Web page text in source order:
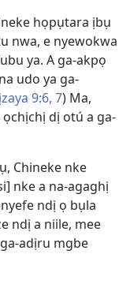
họpụtara ịbụ
nwa, e nyewokwa
ya. A ga-akpọ
na udo ya ga-
9:6, 7) Ma,
ọchịchị dị otú a ga-
Chineke nke
nke a na-agaghị
ndị ọ bụla
ndị a niile, mee
adịru mgbe